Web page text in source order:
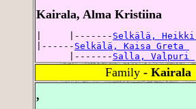
Kairala, Alma Kristiina
|     |------- Selkälä, Heikki
|------ Selkälä, Kaisa Greta
      |-------
Salla, Valpuri
Family - Kairala
,